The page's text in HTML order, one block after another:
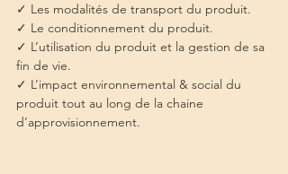
✓ Les modalités de transport du produit.
✓ Le conditionnement du produit.
✓ L’utilisation du produit et la gestion de sa
fin de vie.
✓ L’impact environnemental & social du
produit tout au long de la chaine
d’approvisionnement.